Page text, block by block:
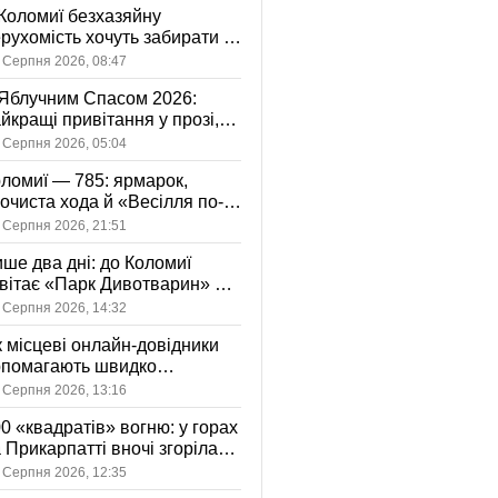
безхазяйну
хочуть забирати у
громади: що це
Серпня 2026, 08:47
Спасом 2026:
привітання у прозі,
та картинках
Серпня 2026, 05:04
— 785: ярмарок,
хода й «Весілля по-
— чим
День міста
Серпня 2026, 21:51
два дні: до Коломиї
«Парк Дивотварин» — і
безкоштовний
Серпня 2026, 14:32
місцеві онлайн-довідники
швидко
послуги у своєму
Серпня 2026, 13:16
«квадратів» вогню: у горах
Прикарпатті вночі згоріла
є постраждала
Серпня 2026, 12:35